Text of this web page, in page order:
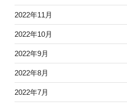
2022年11月
2022年10月
2022年9月
2022年8月
2022年7月